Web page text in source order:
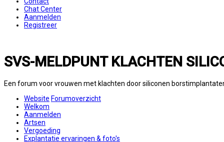
Chat Center
Aanmelden
Registreer
SVS-MELDPUNT KLACHTEN
Een forum voor vrouwen met klachten door siliconen
Website Forumoverzicht
Welkom
Aanmelden
Artsen
Vergoeding
Explantatie ervaringen & foto's